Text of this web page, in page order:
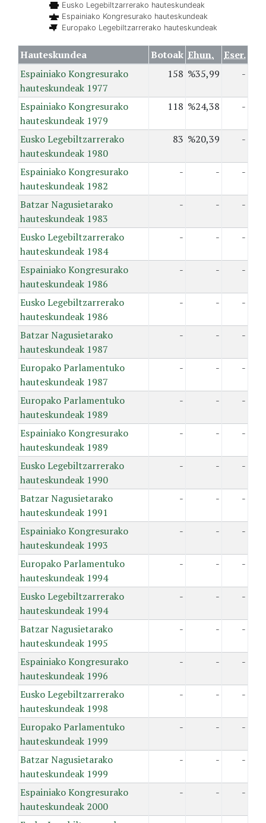
Eusko Legebiltzarrerako hauteskundeak
Espainiako Kongresurako hauteskundeak
Europako Legebiltzarrerako hauteskundeak
Hauteskundea Botoak Ehun.
Eser.
Espainiako Kongresurako
hauteskundeak 1977
158 %35,99 -
Espainiako Kongresurako
hauteskundeak 1979
118 %24,38 -
Eusko Legebiltzarrerako
hauteskundeak 1980
83 %20,39 -
Espainiako Kongresurako
hauteskundeak 1982
- - -
Batzar Nagusietarako
hauteskundeak 1983
- - -
Eusko Legebiltzarrerako
hauteskundeak 1984
- - -
Espainiako Kongresurako
hauteskundeak 1986
- - -
Eusko Legebiltzarrerako
hauteskundeak 1986
- - -
Batzar Nagusietarako
hauteskundeak 1987
- - -
Europako Parlamentuko
hauteskundeak 1987
- - -
Europako Parlamentuko
hauteskundeak 1989
- - -
Espainiako Kongresurako
hauteskundeak 1989
- - -
Eusko Legebiltzarrerako
hauteskundeak 1990
- - -
Batzar Nagusietarako
hauteskundeak 1991
- - -
Espainiako Kongresurako
hauteskundeak 1993
- - -
Europako Parlamentuko
hauteskundeak 1994
- - -
Eusko Legebiltzarrerako
hauteskundeak 1994
- - -
Batzar Nagusietarako
hauteskundeak 1995
- - -
Espainiako Kongresurako
hauteskundeak 1996
- - -
Eusko Legebiltzarrerako
hauteskundeak 1998
- - -
Europako Parlamentuko
hauteskundeak 1999
- - -
Batzar Nagusietarako
hauteskundeak 1999
- - -
Espainiako Kongresurako
hauteskundeak 2000
- - -